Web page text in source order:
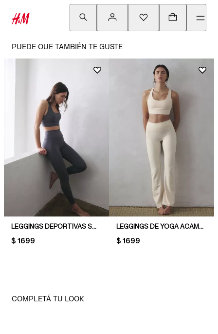
PUEDE QUE TAMBIÉN TE GUSTE
LEGGINGS DEPORTIVAS SOFTMOVE™ CON BOLSILLOS
PRICE:
$ 1699
LEGGINGS DE YOGA ACAMPANADAS CON SOFTMOVE™
PRICE:
$ 1699
COMPLETÁ TU LOOK